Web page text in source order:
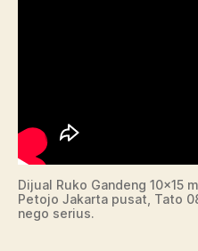
Dijual Ruko Gandeng 10×15
Petojo Jakarta pusat, Tato
nego serius.